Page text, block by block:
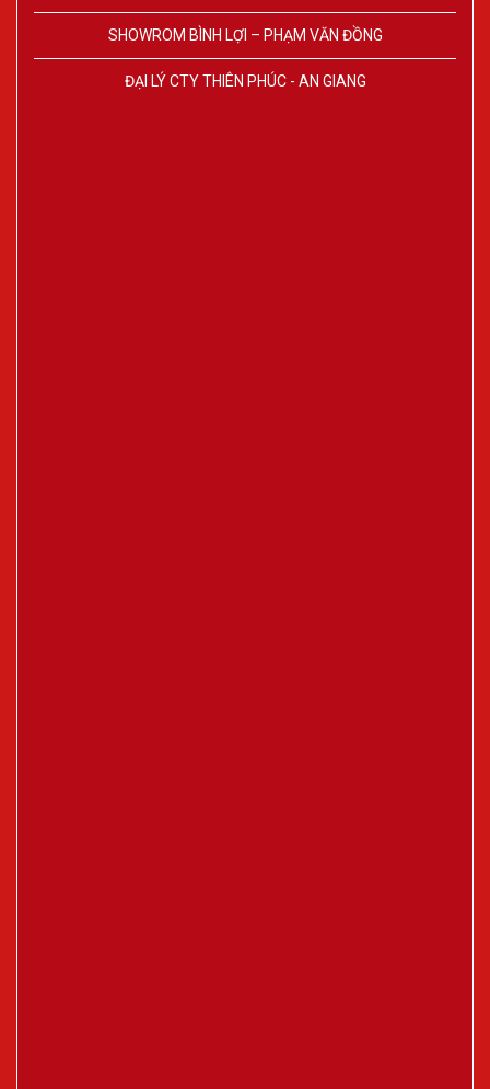
SHOWROM BÌNH LỢI – PHẠM VĂN ĐỒNG
ĐẠI LÝ CTY THIÊN PHÚC - AN GIANG